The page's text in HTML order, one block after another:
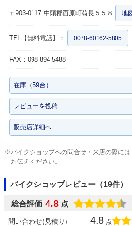
〒903-0117 中頭郡西原町翁長５５８ 地図
TEL【無料電話】： 0078-60162-5805
FAX：098-894-5488
在庫（59台）
レビューを投稿
販売店詳細へ
※バイクショップへの問合せ・来店の際には
お伝えください。
バイクショップレビュー（19件）
総合評価 4.8 点
問い合わせ(見積り) 4.8 点